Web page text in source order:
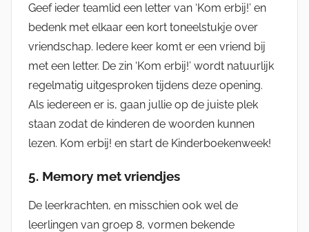
Geef ieder teamlid een letter van ‘Kom erbij!’ en
bedenk met elkaar een kort toneelstukje over
vriendschap. Iedere keer komt er een vriend bij
met een letter. De zin ‘Kom erbij!’ wordt natuurlijk
regelmatig uitgesproken tijdens deze opening.
Als iedereen er is, gaan jullie op de juiste plek
staan zodat de kinderen de woorden kunnen
lezen. Kom erbij! en start de Kinderboekenweek!
5. Memory met vriendjes
De leerkrachten, en misschien ook wel de
leerlingen van groep 8, vormen bekende